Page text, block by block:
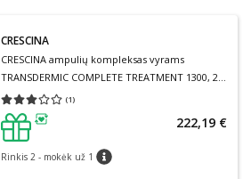
CRESCINA
CRESCINA ampulių kompleksas vyrams
TRANSDERMIC COMPLETE TREATMENT 1300, 20
ampulių
(1)
Vidutinis įvertinimas 3.00
patarimas
Rinkis 2 - mokėk už 1 patarimas
222,19 €